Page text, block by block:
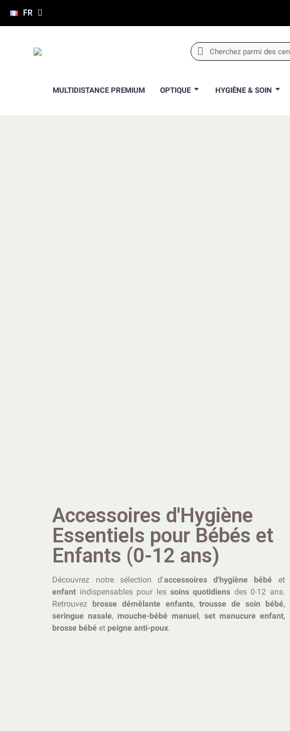
FR
MULTIDISTANCE PREMIUM OPTIQUE HYGIÈNE & SOIN
Accessoires d'Hygiène
Essentiels pour Bébés et
Enfants (0-12 ans)
Découvrez notre sélection d'accessoires d'hygiène bébé et
enfant indispensables pour les soins quotidiens des 0-12 ans.
Retrouvez brosse démêlante enfants,trousse de soin bébé,
seringue nasale, mouche-bébé manuel, set manucure enfant,
brosse bébé et peigne anti-poux.